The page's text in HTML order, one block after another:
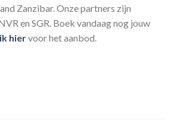
Zanzibar. Onze partners zijn
en SGR. Boek vandaag nog jouw
hiervoor het aanbod.